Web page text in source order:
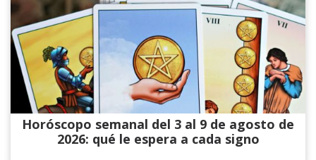
Horóscopo semanal del 3 al 9 de agosto de
2026: qué le espera a cada signo